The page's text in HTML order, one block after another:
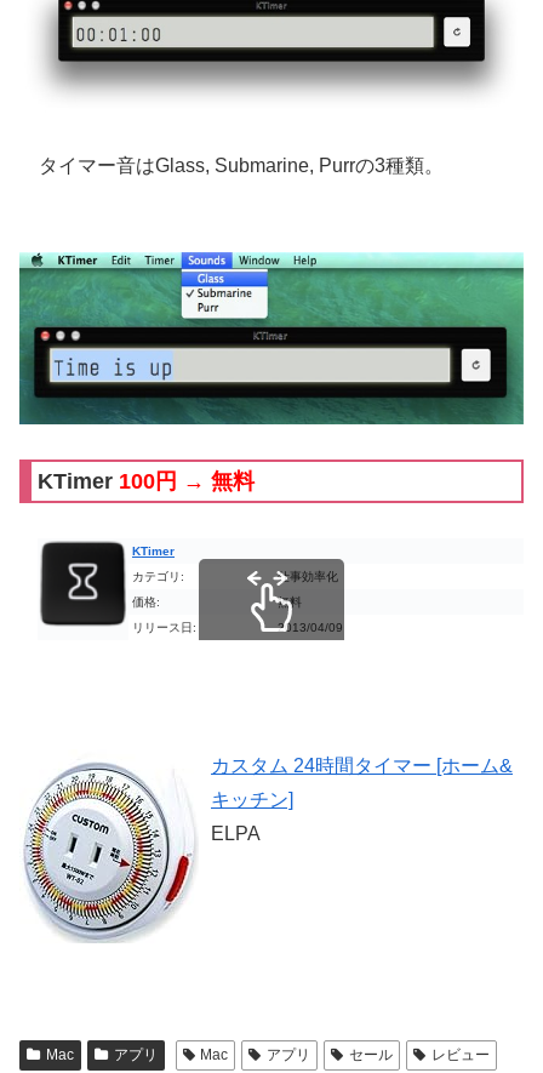
タイマー音はGlass, Submarine, Purrの3種類。
KTimer 100円 → 無料
KTimer
カテゴリ:
仕事効率化
価格:
無料
リリース日:
2013/04/09
カスタム 24時間タイマー [ホーム&
キッチン]
ELPA
Mac アプリ Mac アプリ セール レビュー